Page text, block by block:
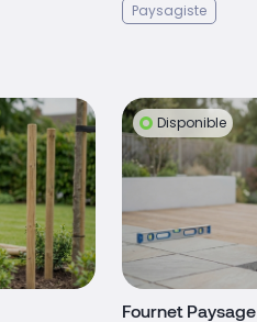
Paysagiste
Disponible
Fournet Paysage